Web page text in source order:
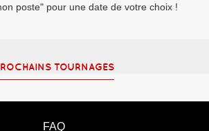
poste" pour une date de votre choix !
TOURNAGES
FAQ